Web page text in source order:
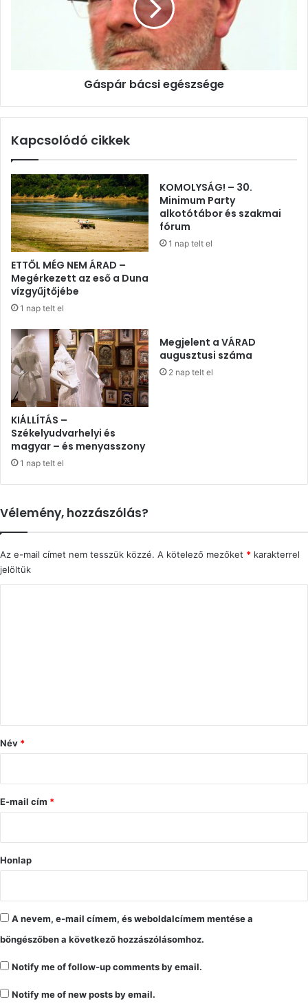
Gáspár bácsi egészsége
Kapcsolódó cikkek
ETTŐL MÉG NEM ÁRAD –
Megérkezett az eső a Duna
vízgyűjtőjébe
1 nap telt el
KOMOLYSÁG! – 30.
Minimum Party
alkotótábor és szakmai
fórum
1 nap telt el
KIÁLLÍTÁS –
Székelyudvarhelyi és
magyar – és menyasszony
1 nap telt el
Megjelent a VÁRAD
augusztusi száma
2 nap telt el
Vélemény, hozzászólás?
Az e-mail címet nem tesszük közzé. A kötelező mezőket * karakterrel
jelöltük
ó
s
Név *
E-mail cím *
Honlap
A nevem, e-mail címem, és weboldalcímem mentése a
böngészőben a következő hozzászólásomhoz.
Notify me of follow-up comments by email.
Notify me of new posts by email.